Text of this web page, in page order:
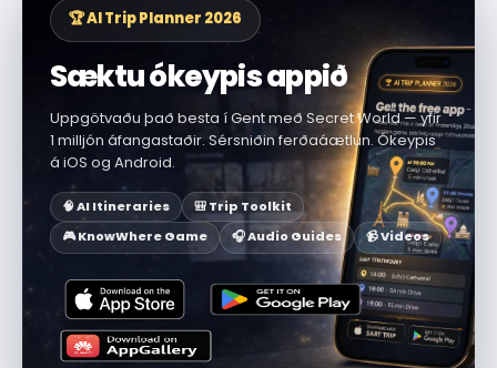
🏆 AI Trip Planner 2026
Sæktu ókeypis appið
Uppgötvaðu það besta í Gent með Secret World — yfir
1 milljón áfangastaðir. Sérsniðin ferðaáætlun. Ókeypis
á iOS og Android.
🧠 AI Itineraries
🎒 Trip Toolkit
🎮 KnowWhere Game
🎧 Audio Guides 📹 Videos